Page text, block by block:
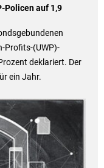
Policen auf 1,9
Profits-(UWP)-
deklariert. Der
ein Jahr.